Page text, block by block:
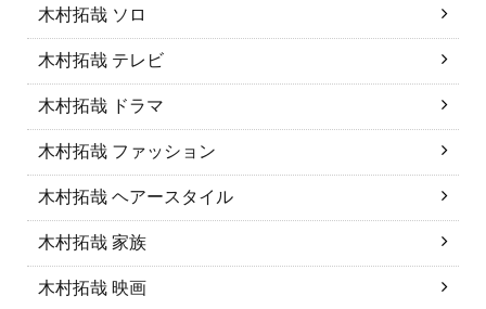
木村拓哉 ソロ
木村拓哉 テレビ
木村拓哉 ドラマ
木村拓哉 ファッション
木村拓哉 ヘアースタイル
木村拓哉 家族
木村拓哉 映画